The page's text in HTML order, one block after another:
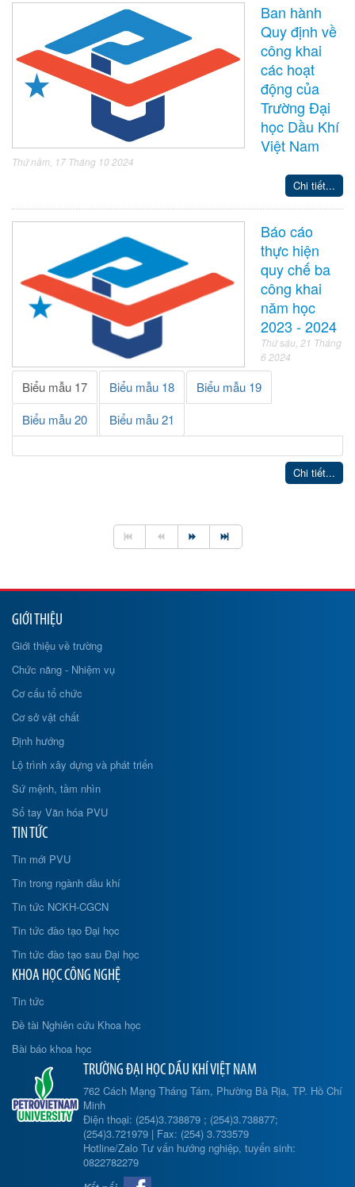
Ban hành
Quy định về
công khai
các hoạt
động của
Trường Đại
học Dầu Khí
Việt Nam
Thứ năm, 17 Tháng 10 2024
Chi tiết...
Báo cáo
thực hiện
quy chế ba
công khai
năm học
2023 - 2024
Thứ sáu, 21 Tháng
6 2024
Biểu mẫu 17 Biểu mẫu 18
Biểu mẫu 19
Biểu mẫu 20
Biểu mẫu 21
Chi tiết...
GIỚI THIỆU
Giới thiệu về trường
Chức năng - Nhiệm vụ
Cơ cấu tổ chức
Cơ sở vật chất
Định hướng
Lộ trình xây dựng và phát triển
Sứ mệnh, tầm nhìn
Sổ tay Văn hóa PVU
TIN TỨC
Tin mới PVU
Tin trong ngành dầu khí
Tin tức NCKH-CGCN
Tin tức đào tạo Đại học
Tin tức đào tạo sau Đại học
KHOA HỌC CÔNG NGHỆ
Tin tức
Đề tài Nghiên cứu Khoa học
Bài báo khoa học
TRƯỜNG ĐẠI HỌC DẦU KHÍ VIỆT NAM
762 Cách Mạng Tháng Tám, Phường Bà Rịa, TP. Hồ Chí
Minh
Điện thoại: (254)3.738879 ; (254)3.738877;
(254)3.721979 | Fax: (254) 3.733579
Hotline/Zalo Tư vấn hướng nghiệp, tuyển sinh:
0822782279